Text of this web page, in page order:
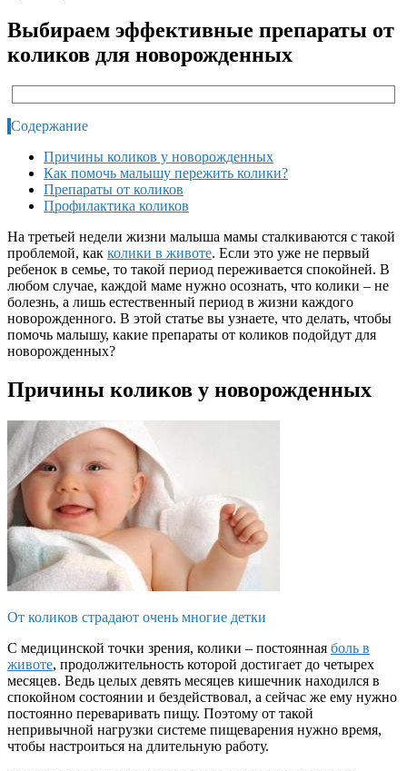
Выбираем эффективные препараты от
коликов для новорожденных
Содержание
Причины коликов у новорожденных
Как помочь малышу пережить колики?
Препараты от коликов
Профилактика коликов
На третьей недели жизни малыша мамы сталкиваются с такой
проблемой, как колики в животе. Если это уже не первый
ребенок в семье, то такой период переживается спокойней. В
любом случае, каждой маме нужно осознать, что колики – не
болезнь, а лишь естественный период в жизни каждого
новорожденного. В этой статье вы узнаете, что делать, чтобы
помочь малышу, какие препараты от коликов подойдут для
новорожденных?
Причины коликов у новорожденных
От коликов страдают очень многие детки
С медицинской точки зрения, колики – постоянная боль в
животе, продолжительность которой достигает до четырех
месяцев. Ведь целых девять месяцев кишечник находился в
спокойном состоянии и бездействовал, а сейчас же ему нужно
постоянно переваривать пищу. Поэтому от такой
непривычной нагрузки системе пищеварения нужно время,
чтобы настроиться на длительную работу.